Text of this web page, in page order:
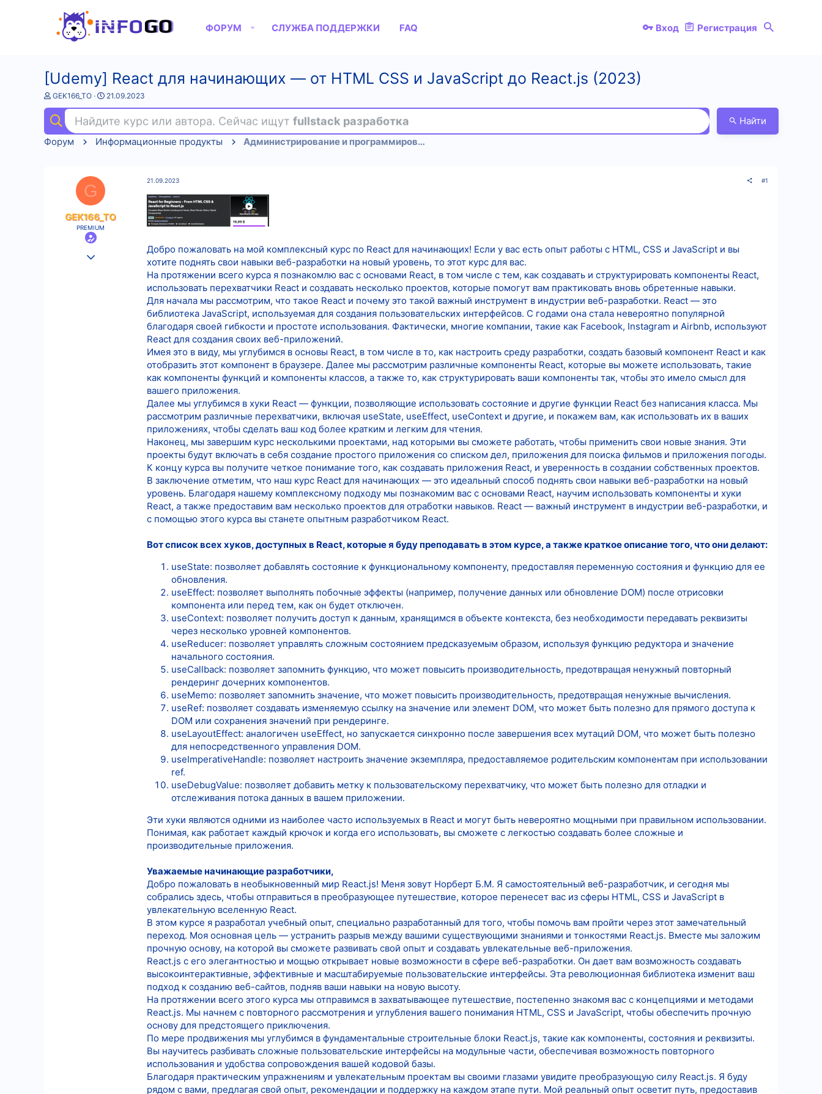
ФОРУМ СЛУЖБА ПОДДЕРЖКИ FAQ Вход Регистрация
[Udemy] React для начинающих — от HTML CSS и JavaScript до React.js (2023)
А
т
о
р
т
GEK166_TO
Д
а
н
а
21.09.2023
Найдите курс или автора. Сейчас ищут fullstack разработка
Найти
Форум
Информационные продукты Администрирование и программирование
G
GEK166_TO
PREMIUM
21.09.2023 #1
Добро пожаловать на мой комплексный курс по React для начинающих! Если у вас есть опыт работы с HTML, CSS и JavaScript и вы
хотите поднять свои навыки веб-разработки на новый уровень, то этот курс для вас.
На протяжении всего курса я познакомлю вас с основами React, в том числе с тем, как создавать и структурировать компоненты React,
использовать перехватчики React и создавать несколько проектов, которые помогут вам практиковать вновь обретенные навыки.
Для начала мы рассмотрим, что такое React и почему это такой важный инструмент в индустрии веб-разработки. React — это
библиотека JavaScript, используемая для создания пользовательских интерфейсов. С годами она стала невероятно популярной
благодаря своей гибкости и простоте использования. Фактически, многие компании, такие как Facebook, Instagram и Airbnb, используют
React для создания своих веб-приложений.
Имея это в виду, мы углубимся в основы React, в том числе в то, как настроить среду разработки, создать базовый компонент React и как
отобразить этот компонент в браузере. Далее мы рассмотрим различные компоненты React, которые вы можете использовать, такие
как компоненты функций и компоненты классов, а также то, как структурировать ваши компоненты так, чтобы это имело смысл для
вашего приложения.
Далее мы углубимся в хуки React — функции, позволяющие использовать состояние и другие функции React без написания класса. Мы
рассмотрим различные перехватчики, включая useState, useEffect, useContext и другие, и покажем вам, как использовать их в ваших
приложениях, чтобы сделать ваш код более кратким и легким для чтения.
Наконец, мы завершим курс несколькими проектами, над которыми вы сможете работать, чтобы применить свои новые знания. Эти
проекты будут включать в себя создание простого приложения со списком дел, приложения для поиска фильмов и приложения погоды.
К концу курса вы получите четкое понимание того, как создавать приложения React, и уверенность в создании собственных проектов.
В заключение отметим, что наш курс React для начинающих — это идеальный способ поднять свои навыки веб-разработки на новый
уровень. Благодаря нашему комплексному подходу мы познакомим вас с основами React, научим использовать компоненты и хуки
React, а также предоставим вам несколько проектов для отработки навыков. React — важный инструмент в индустрии веб-разработки, и
с помощью этого курса вы станете опытным разработчиком React.
Вот список всех хуков, доступных в React, которые я буду преподавать в этом курсе, а также краткое описание того, что они делают:
useState: позволяет добавлять состояние к функциональному компоненту, предоставляя переменную состояния и функцию для ее
обновления.
useEffect: позволяет выполнять побочные эффекты (например, получение данных или обновление DOM) после отрисовки
компонента или перед тем, как он будет отключен.
useContext: позволяет получить доступ к данным, хранящимся в объекте контекста, без необходимости передавать реквизиты
через несколько уровней компонентов.
useReducer: позволяет управлять сложным состоянием предсказуемым образом, используя функцию редуктора и значение
начального состояния.
useCallback: позволяет запомнить функцию, что может повысить производительность, предотвращая ненужный повторный
рендеринг дочерних компонентов.
useMemo: позволяет запомнить значение, что может повысить производительность, предотвращая ненужные вычисления.
useRef: позволяет создавать изменяемую ссылку на значение или элемент DOM, что может быть полезно для прямого доступа к
DOM или сохранения значений при рендеринге.
useLayoutEffect: аналогичен useEffect, но запускается синхронно после завершения всех мутаций DOM, что может быть полезно
для непосредственного управления DOM.
useImperativeHandle: позволяет настроить значение экземпляра, предоставляемое родительским компонентам при использовании
ref.
useDebugValue: позволяет добавить метку к пользовательскому перехватчику, что может быть полезно для отладки и
отслеживания потока данных в вашем приложении.
Эти хуки являются одними из наиболее часто используемых в React и могут быть невероятно мощными при правильном использовании.
Понимая, как работает каждый крючок и когда его использовать, вы сможете с легкостью создавать более сложные и
производительные приложения.
Уважаемые начинающие разработчики,
Добро пожаловать в необыкновенный мир React.js! Меня зовут Норберт Б.М. Я самостоятельный веб-разработчик, и сегодня мы
собрались здесь, чтобы отправиться в преобразующее путешествие, которое перенесет вас из сферы HTML, CSS и JavaScript в
увлекательную вселенную React.
В этом курсе я разработал учебный опыт, специально разработанный для того, чтобы помочь вам пройти через этот замечательный
переход. Моя основная цель — устранить разрыв между вашими существующими знаниями и тонкостями React.js. Вместе мы заложим
прочную основу, на которой вы сможете развивать свой опыт и создавать увлекательные веб-приложения.
React.js с его элегантностью и мощью открывает новые возможности в сфере веб-разработки. Он дает вам возможность создавать
высокоинтерактивные, эффективные и масштабируемые пользовательские интерфейсы. Эта революционная библиотека изменит ваш
подход к созданию веб-сайтов, подняв ваши навыки на новую высоту.
На протяжении всего этого курса мы отправимся в захватывающее путешествие, постепенно знакомя вас с концепциями и методами
React.js. Мы начнем с повторного рассмотрения и углубления вашего понимания HTML, CSS и JavaScript, чтобы обеспечить прочную
основу для предстоящего приключения.
По мере продвижения мы углубимся в фундаментальные строительные блоки React.js, такие как компоненты, состояния и реквизиты.
Вы научитесь разбивать сложные пользовательские интерфейсы на модульные части, обеспечивая возможность повторного
использования и удобства сопровождения вашей кодовой базы.
Благодаря практическим упражнениям и увлекательным проектам вы своими глазами увидите преобразующую силу React.js. Я буду
рядом с вами, предлагая свой опыт, рекомендации и поддержку на каждом этапе пути. Мой реальный опыт осветит путь, предоставив